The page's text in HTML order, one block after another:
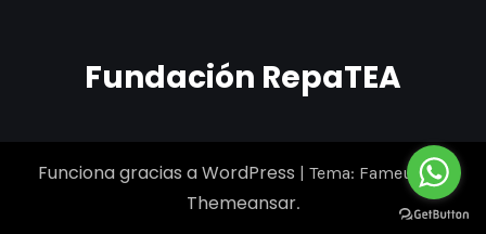
Fundación RepaTEA
Funciona gracias a WordPress | Tema: Fameup de
Themeansar.